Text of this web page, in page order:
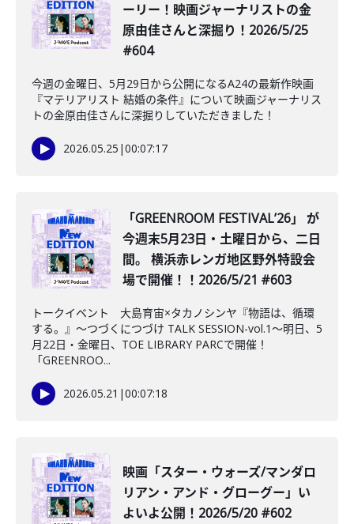
ーリー！映画ジャーナリストの金
原由佳さんと深掘り！2026/5/25
#604
今週の金曜日、5月29日から公開になるA24の最新作映画
『マテリアリスト 結婚の条件』について映画ジャーナリス
トの金原由佳さんに深掘りしていただきました！
2026.05.25 |00:07:17
「GREENROOM FESTIVALʼ26」 が
今週末5月23日・土曜日から、二日
間。 横浜赤レンガ地区野外特設会
場で開催！！2026/5/21 #603
トークイベント 大島育宙×タカノシンヤ『物語は、循環
する。』～つづくにつづけ TALK SESSION-vol.1～明日、5
月22日・金曜日、TOE LIBRARY PARCで開催！
「GREENROO...
2026.05.21 |00:07:18
映画「スター・ウォーズ/マンダロ
リアン・アンド・グローグー」い
よいよ公開！2026/5/20 #602